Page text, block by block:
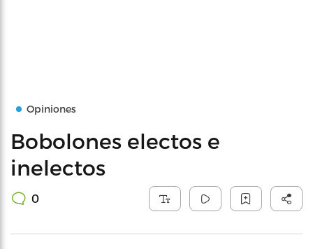
Opiniones
Bobolones electos e
inelectos
0